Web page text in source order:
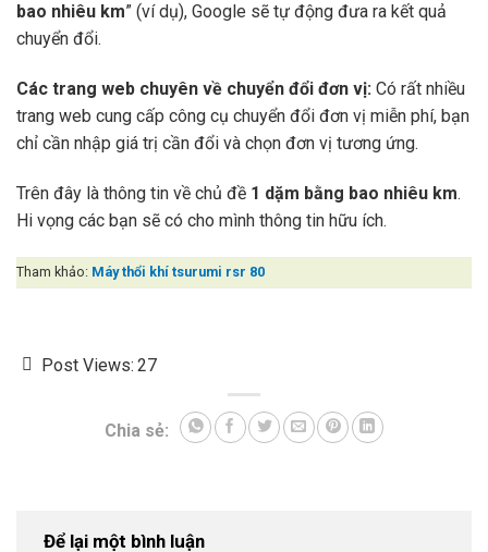
bao nhiêu km” (ví dụ), Google sẽ tự động đưa ra kết quả
chuyển đổi.
Các trang web chuyên về chuyển đổi đơn vị: Có rất nhiều
trang web cung cấp công cụ chuyển đổi đơn vị miễn phí, bạn
chỉ cần nhập giá trị cần đổi và chọn đơn vị tương ứng.
Trên đây là thông tin về chủ đề 1 dặm bằng bao nhiêu km.
Hi vọng các bạn sẽ có cho mình thông tin hữu ích.
Tham khảo: Máy thổi khí tsurumi rsr 80
Post Views: 27
Chia sẻ:
Để lại một bình luận